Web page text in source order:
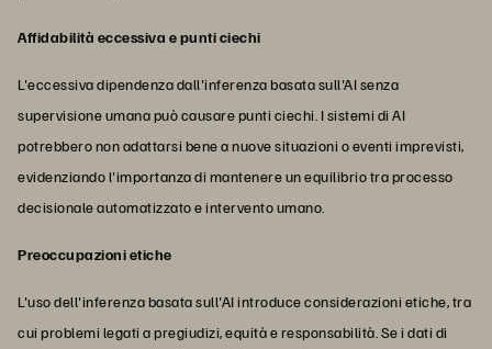
Affidabilità eccessiva e punti ciechi
L'eccessiva dipendenza dall'inferenza basata sull'AI senza
supervisione umana può causare punti ciechi. I sistemi di AI
potrebbero non adattarsi bene a nuove situazioni o eventi imprevisti,
evidenziando l'importanza di mantenere un equilibrio tra processo
decisionale automatizzato e intervento umano.
Preoccupazioni etiche
L'uso dell'inferenza basata sull'AI introduce considerazioni etiche, tra
cui problemi legati a pregiudizi, equità e responsabilità. Se i dati di